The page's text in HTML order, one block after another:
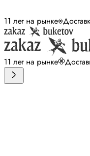
11 лет на рынке
11 лет на рынке